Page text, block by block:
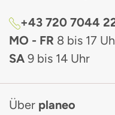
+43 720 7044
MO - FR 8 bis 17
SA 9 bis 14 Uhr
Über planeo